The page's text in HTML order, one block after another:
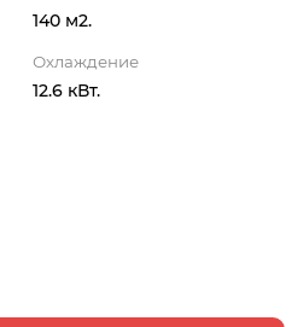
140 м2.
Охлаждение
12.6 кВт.